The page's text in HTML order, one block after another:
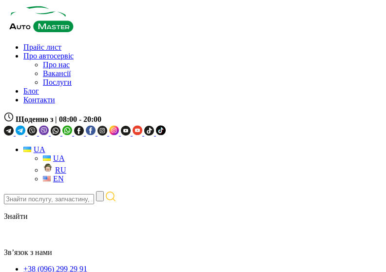
Прайс лист
Про автосервіс
Про нас
Вакансії
Послуги
Блог
Контакти
Щоденно з | 08:00 - 20:00
UA
UA
RU
EN
Знайти
послугу,
запчастину,
локацію
Знайти
Зв’язок з нами
+38 (096) 299 29 91